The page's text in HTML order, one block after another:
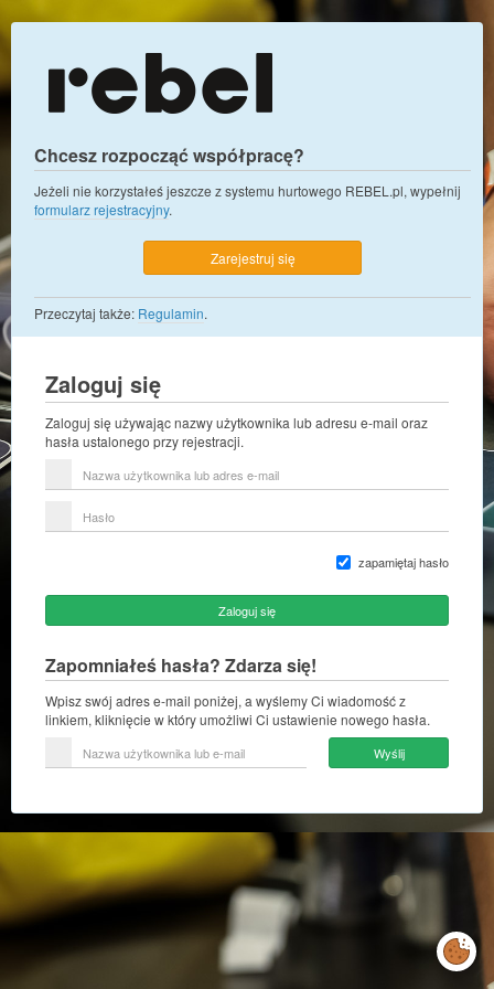
Chcesz rozpocząć współpracę?
Jeżeli nie korzystałeś jeszcze z systemu hurtowego REBEL.pl, wypełnij
formularz rejestracyjny.
Zarejestruj się
Przeczytaj także: Regulamin.
Zaloguj się
Zaloguj się używając nazwy użytkownika lub adresu e-mail oraz
hasła ustalonego przy rejestracji.
użytkownika
e-
zapamiętaj hasło
Zaloguj się
Zapomniałeś hasła? Zdarza się!
Wpisz swój adres e-mail poniżej, a wyślemy Ci wiadomość z
linkiem, kliknięcie w który umożliwi Ci ustawienie nowego hasła.
użytkownika
mail
Wyślij
Zarządzaj
preferencjami
cookies